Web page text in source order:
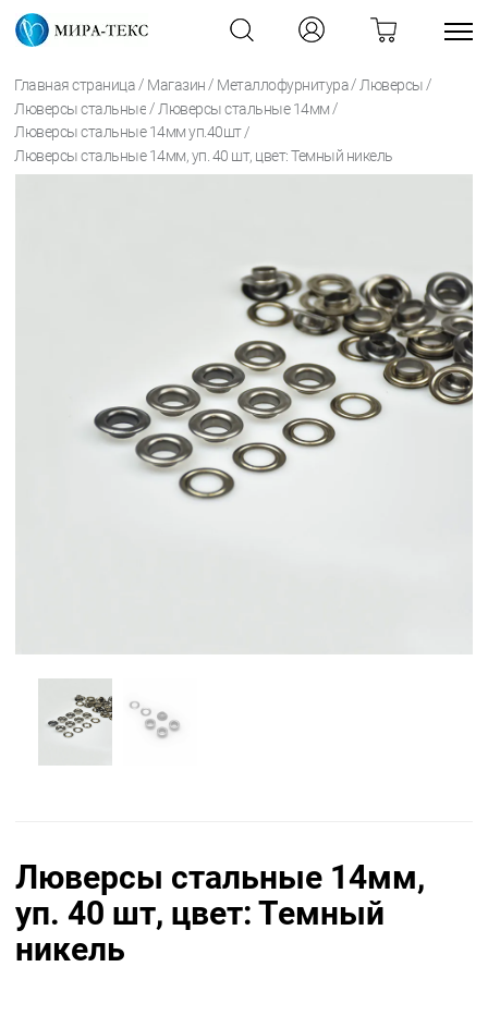
Главная страница / Магазин / Металлофурнитура / Люверсы /
Люверсы стальные / Люверсы стальные 14мм /
Люверсы стальные 14мм уп.40шт /
Люверсы стальные 14мм, уп. 40 шт, цвет: Темный никель
Люверсы стальные 14мм,
уп. 40 шт, цвет: Темный
никель